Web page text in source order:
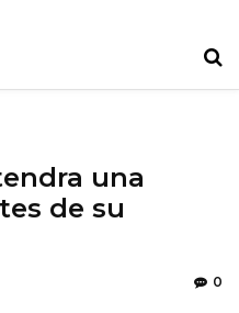
una
de su
0